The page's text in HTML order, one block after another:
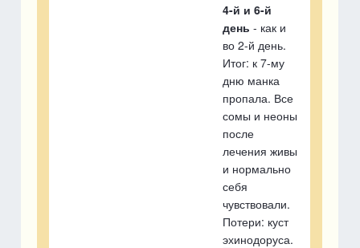
4-й и 6-й
день - как и
во 2-й день.
Итог: к 7-му
дню манка
пропала. Все
сомы и неоны
после
лечения живы
и нормально
себя
чувствовали.
Потери: куст
эхинодоруса.